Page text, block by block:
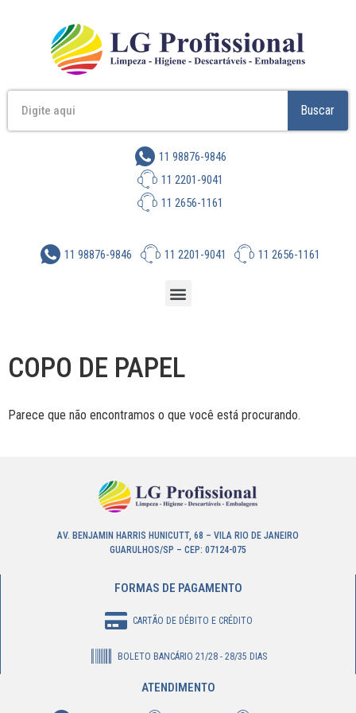
Buscar
11 98876-9846
11 2201-9041
11 2656-1161
11 98876-9846 11 2201-9041 11 2656-1161
COPO DE PAPEL
Parece que não encontramos o que você está procurando.
AV. BENJAMIN HARRIS HUNICUTT, 68 – VILA RIO DE JANEIRO
GUARULHOS/SP – CEP: 07124-075
FORMAS DE PAGAMENTO
CARTÃO DE DÉBITO E CRÉDITO
BOLETO BANCÁRIO 21/28 - 28/35 DIAS
ATENDIMENTO